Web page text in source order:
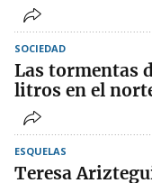
SOCIEDAD
Las tormentas
litros en el
ESQUELAS
Teresa